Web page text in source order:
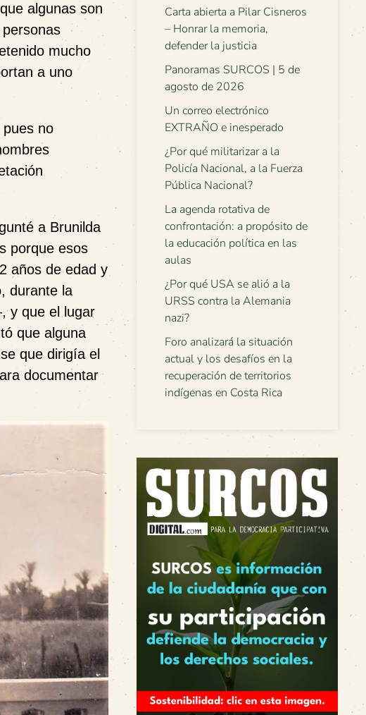
algunas son
mucho
a uno
no
a Brunilda
porque esos
años de edad y
durante la
y que el lugar
que alguna
que dirigía el
documentar
Carta abierta a Pilar Cisneros
– Honrar la memoria,
defender la justicia
Panoramas SURCOS | 5 de
agosto de 2026
Un correo electrónico
EXTRAÑO e inesperado
¿Por qué militarizar a la
Policía Nacional, a la Fuerza
Pública Nacional?
La agenda rotativa de
confrontación: a propósito de
la educación política en las
aulas
¿Por qué USA se alió a la
URSS contra la Alemania
nazi?
Foro analizará la situación
actual y los desafíos en la
recuperación de territorios
indígenas en Costa Rica